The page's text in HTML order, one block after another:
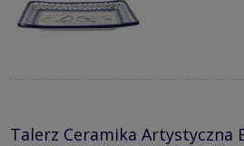
Talerz Ceramika Artystyczna